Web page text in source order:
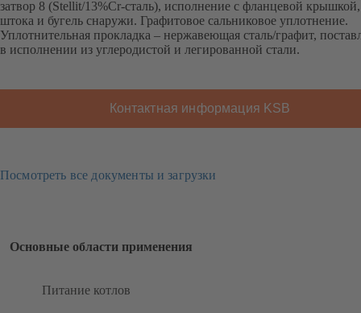
затвор 8 (Stellit/13%Cr-сталь), исполнение с фланцевой крышкой,
штока и бугель снаружи. Графитовое сальниковое уплотнение.
Уплотнительная прокладка – нержавеющая сталь/графит,
в исполнении из углеродистой и легированной стали.
Контактная информация KSB
Посмотреть все документы и загрузки
Основные области применения
Питание котлов